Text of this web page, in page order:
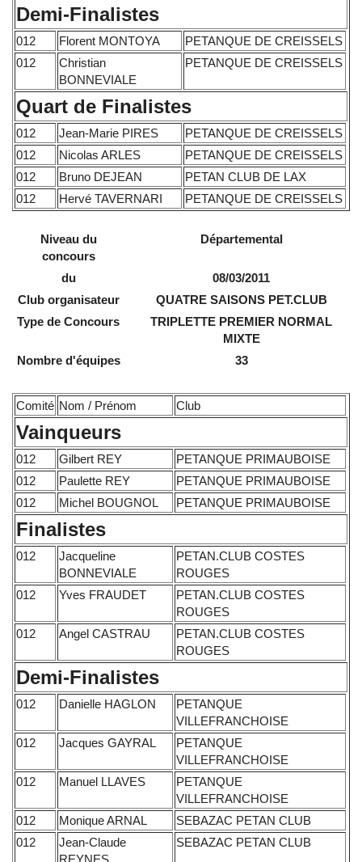
Demi-Finalistes
012 Florent MONTOYA
PETANQUE DE CREISSELS
012
Christian
BONNEVIALE
PETANQUE DE CREISSELS
Quart de Finalistes
012 Jean-Marie PIRES
PETANQUE DE CREISSELS
012
Nicolas ARLES
PETANQUE DE CREISSELS
012
Bruno DEJEAN
PETAN CLUB DE LAX
012
Hervé TAVERNARI PETANQUE DE CREISSELS
Niveau du
concours
Départemental
du
08/03/2011
Club organisateur
QUATRE SAISONS PET.CLUB
Type de Concours
TRIPLETTE PREMIER NORMAL
MIXTE
Nombre d'équipes
33
Comité Nom / Prénom Club
Vainqueurs
012 Gilbert REY
PETANQUE PRIMAUBOISE
012
Paulette REY
PETANQUE PRIMAUBOISE
012
Michel BOUGNOL PETANQUE PRIMAUBOISE
Finalistes
012
Jacqueline
BONNEVIALE
PETAN.CLUB COSTES
ROUGES
012
Yves FRAUDET
PETAN.CLUB COSTES
ROUGES
012
Angel CASTRAU
PETAN.CLUB COSTES
ROUGES
Demi-Finalistes
012 Danielle HAGLON
PETANQUE
VILLEFRANCHOISE
012
Jacques GAYRAL
PETANQUE
VILLEFRANCHOISE
012
Manuel LLAVES
PETANQUE
VILLEFRANCHOISE
012
Monique ARNAL
SEBAZAC PETAN CLUB
012
Jean-Claude
REYNES
SEBAZAC PETAN CLUB